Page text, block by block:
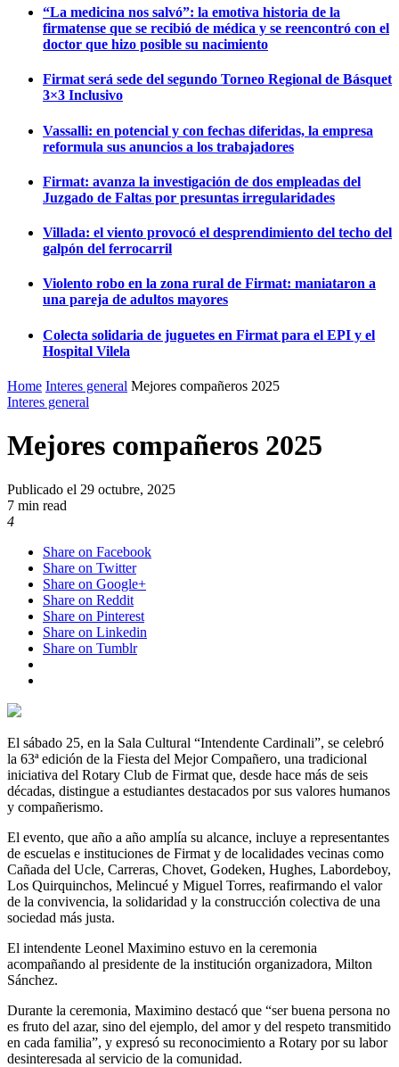
“La medicina nos salvó”: la emotiva historia de la
firmatense que se recibió de médica y se reencontró con el
doctor que hizo posible su nacimiento
Firmat será sede del segundo Torneo Regional de Básquet
3×3 Inclusivo
Vassalli: en potencial y con fechas diferidas, la empresa
reformula sus anuncios a los trabajadores
Firmat: avanza la investigación de dos empleadas del
Juzgado de Faltas por presuntas irregularidades
Villada: el viento provocó el desprendimiento del techo del
galpón del ferrocarril
Violento robo en la zona rural de Firmat: maniataron a
una pareja de adultos mayores
Colecta solidaria de juguetes en Firmat para el EPI y el
Hospital Vilela
Home Interes general Mejores compañeros 2025
Interes general
Mejores compañeros 2025
Publicado el 29 octubre, 2025
7 min read
4
Share on Facebook
Share on Twitter
Share on Google+
Share on Reddit
Share on Pinterest
Share on Linkedin
Share on Tumblr
El sábado 25, en la Sala Cultural “Intendente Cardinali”, se celebró
la 63ª edición de la Fiesta del Mejor Compañero, una tradicional
iniciativa del Rotary Club de Firmat que, desde hace más de seis
décadas, distingue a estudiantes destacados por sus valores humanos
y compañerismo.
El evento, que año a año amplía su alcance, incluye a representantes
de escuelas e instituciones de Firmat y de localidades vecinas como
Cañada del Ucle, Carreras, Chovet, Godeken, Hughes, Labordeboy,
Los Quirquinchos, Melincué y Miguel Torres, reafirmando el valor
de la convivencia, la solidaridad y la construcción colectiva de una
sociedad más justa.
El intendente Leonel Maximino estuvo en la ceremonia
acompañando al presidente de la institución organizadora, Milton
Sánchez.
Durante la ceremonia, Maximino destacó que “ser buena persona no
es fruto del azar, sino del ejemplo, del amor y del respeto transmitido
en cada familia”, y expresó su reconocimiento a Rotary por su labor
desinteresada al servicio de la comunidad.